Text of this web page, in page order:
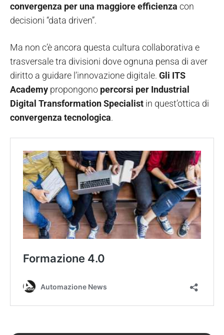
convergenza per una maggiore efficienza con
decisioni “data driven”.
Ma non c’è ancora questa cultura collaborativa e
trasversale tra divisioni dove ognuna pensa di aver
diritto a guidare l’innovazione digitale. Gli ITS
Academy propongono percorsi per Industrial
Digital Transformation Specialist in quest’ottica di
convergenza tecnologica.